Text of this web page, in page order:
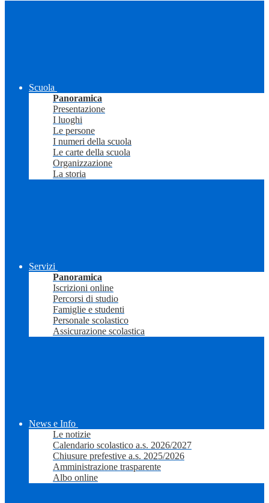
Scuola
Panoramica
Presentazione
I luoghi
Le persone
I numeri della scuola
Le carte della scuola
Organizzazione
La storia
Servizi
Panoramica
Iscrizioni online
Percorsi di studio
Famiglie e studenti
Personale scolastico
Assicurazione scolastica
News e Info
Le notizie
Calendario scolastico a.s. 2026/2027
Chiusure prefestive a.s. 2025/2026
Amministrazione trasparente
Albo online